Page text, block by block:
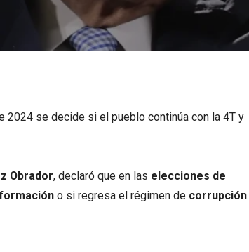
se decide si el pueblo continúa con la 4T y
Obrador, declaró que en las elecciones de
o si regresa el régimen de corrupción.